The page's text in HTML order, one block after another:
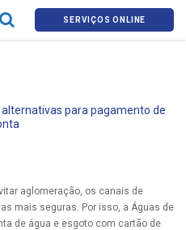
SERVIÇOS ONLINE
para pagamento de
aglomeração, os canais de
mais seguras. Por isso, a Águas de
de água e esgoto com cartão de